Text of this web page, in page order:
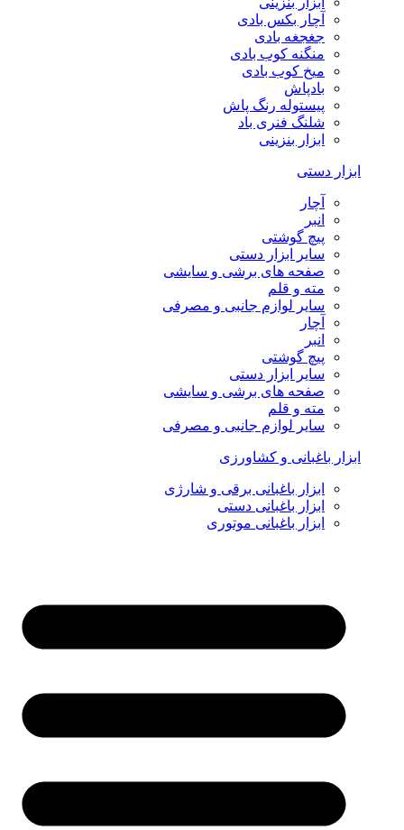
آچار بکس بادی
جغجغه بادی
منگنه کوب بادی
میخ کوب بادی
بادپاش
پیستوله رنگ پاش
شلنگ فنری باد
ابزار بنزینی
ابزار دستی
آچار
انبر
پیچ گوشتی
سایر ابزار دستی
صفحه های برشی و سایشی
مته و قلم
سایر لوازم جانبی و مصرفی
آچار
انبر
پیچ گوشتی
سایر ابزار دستی
صفحه های برشی و سایشی
مته و قلم
سایر لوازم جانبی و مصرفی
ابزار باغبانی و کشاورزی
ابزار باغبانی برقی و شارژی
ابزار باغبانی دستی
ابزار باغبانی موتوری